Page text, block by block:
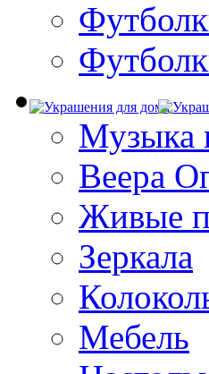
Музыка
Веера
Живые
Зеркала
Мебель